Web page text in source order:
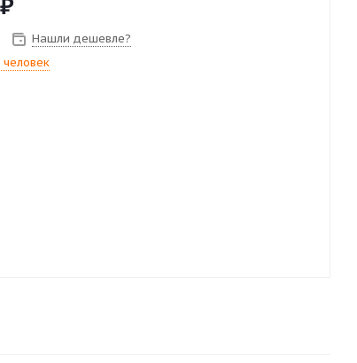
Нашли дешевле?
человек